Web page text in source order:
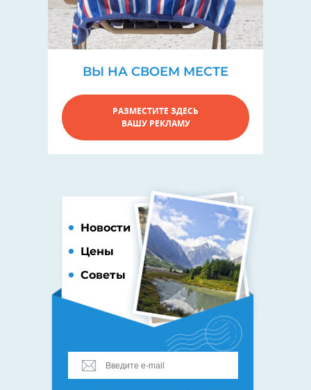
ВЫ НА СВОЕМ МЕСТЕ
РАЗМЕСТИТЕ ЗДЕСЬ
ВАШУ РЕКЛАМУ
Новости
Цены
Советы